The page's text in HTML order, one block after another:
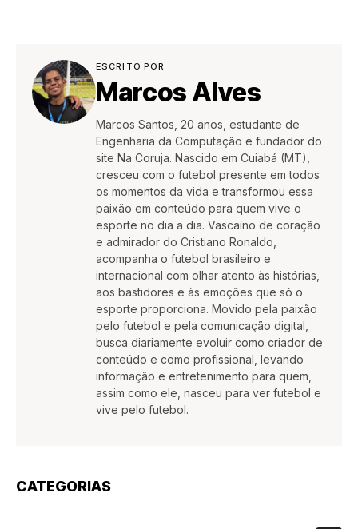
ESCRITO POR
Marcos Alves
Marcos Santos, 20 anos, estudante de
Engenharia da Computação e fundador do
site Na Coruja. Nascido em Cuiabá (MT),
cresceu com o futebol presente em todos
os momentos da vida e transformou essa
paixão em conteúdo para quem vive o
esporte no dia a dia. Vascaíno de coração
e admirador do Cristiano Ronaldo,
acompanha o futebol brasileiro e
internacional com olhar atento às histórias,
aos bastidores e às emoções que só o
esporte proporciona. Movido pela paixão
pelo futebol e pela comunicação digital,
busca diariamente evoluir como criador de
conteúdo e como profissional, levando
informação e entretenimento para quem,
assim como ele, nasceu para ver futebol e
vive pelo futebol.
CATEGORIAS